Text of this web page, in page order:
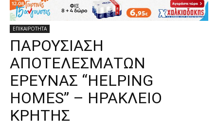
ΕΠΙΚΑΙΡΟΤΗΤΑ
ΠΑΡΟΥΣΙΑΣΗ
ΑΠΟΤΕΛΕΣΜΑΤΩΝ
ΕΡΕΥΝΑΣ “HELPING
HOMES” – ΗΡΑΚΛΕΙΟ
ΚΡΗΤΗΣ